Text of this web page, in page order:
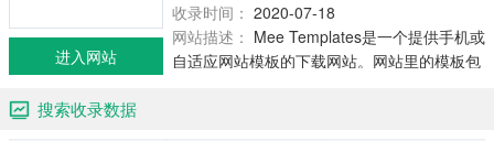
收录时间： 2020-07-18
网站描述： Mee Templates是一个提供手机或
自适应网站模板的下载网站。网站里的模板包
进入网站
搜索收录数据